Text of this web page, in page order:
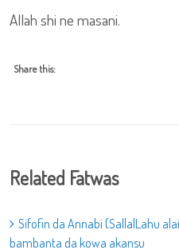
Allah shi ne masani.
Share this:
Related Fatwas
Sifofin da Annabi (SallalLahu
bambanta da kowa akansu